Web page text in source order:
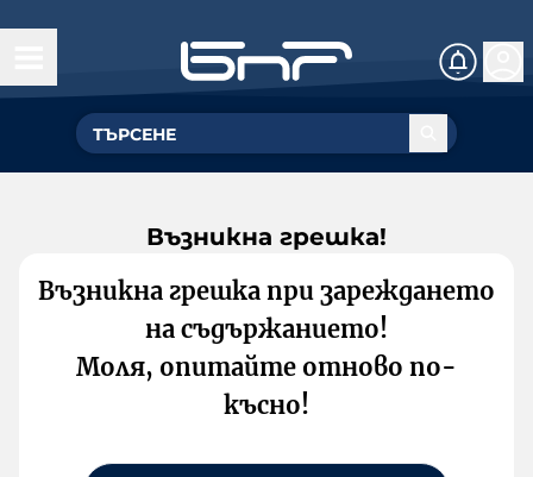
Възникна грешка!
Възникна грешка при зареждането
на съдържанието!
Моля, опитайте отново по-
късно!